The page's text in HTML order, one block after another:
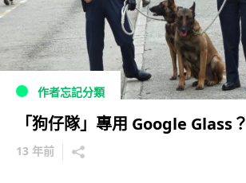
作者忘記分類
「狗仔隊」專用 Google Glass？
13 年前